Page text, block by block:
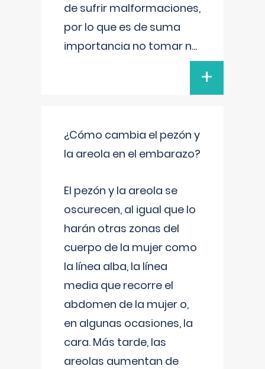
de sufrir malformaciones,
por lo que es de suma
importancia no tomar n...
+
¿Cómo cambia el pezón y
la areola en el embarazo?
El pezón y la areola se
oscurecen, al igual que lo
harán otras zonas del
cuerpo de la mujer como
la línea alba, la línea
media que recorre el
abdomen de la mujer o,
en algunas ocasiones, la
cara. Más tarde, las
areolas aumentan de